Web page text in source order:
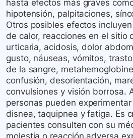
hasta efectos más graves
hipotensión, palpitaciones,
Otros posibles efectos
de calor, reacciones en el sitio
urticaria, acidosis, dolor
gusto, náuseas, vómitos,
de la sangre,
confusión, desorientación,
convulsiones y visión borrosa.
personas pueden
disnea, taquipnea y fatiga. Es
pacientes consulten con su